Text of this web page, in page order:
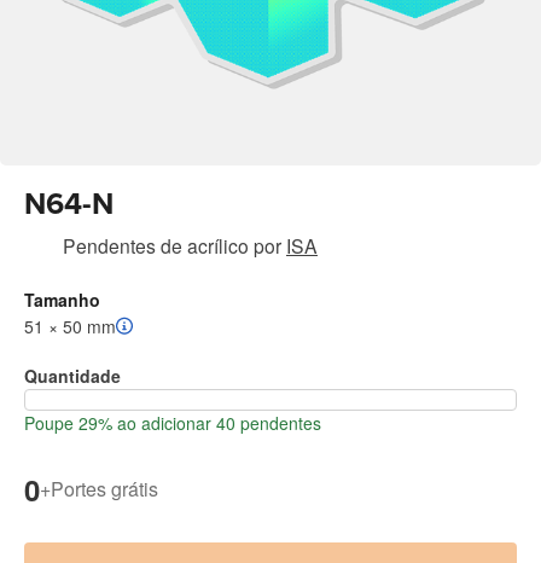
N64-N
Pendentes de acrílico por ISA
Tamanho
51 × 50 mm
Quantidade
Poupe 29% ao adicionar 40 pendentes
0+Portes grátis